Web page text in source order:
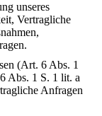
unseres
Vertragliche
(Art. 6 Abs. 1
Abs. 1 S. 1 lit. a
Anfragen